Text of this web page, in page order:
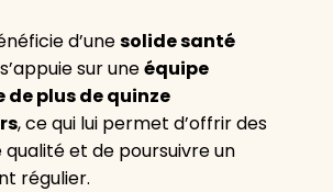
d’unesolide santé
sur uneéquipe
de plus de quinze
, ce qui lui permet d’offrir des
et de poursuivre un
régulier.